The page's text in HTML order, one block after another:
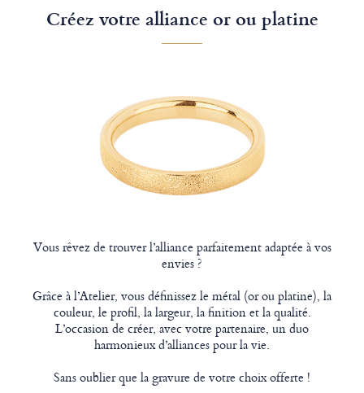
Créez votre alliance or ou platine
Vous rêvez de trouver l’alliance parfaitement adaptée à vos
envies ?
Grâce à l’Atelier, vous définissez le métal (or ou platine), la
couleur, le profil, la largeur, la finition et la qualité.
L’occasion de créer, avec votre partenaire, un duo
harmonieux d’alliances pour la vie.
Sans oublier que la gravure de votre choix offerte !​